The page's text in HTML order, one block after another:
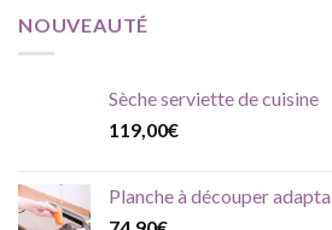
NOUVEAUTÉ
Sèche serviette de cuisine
119,00€
Planche à découper